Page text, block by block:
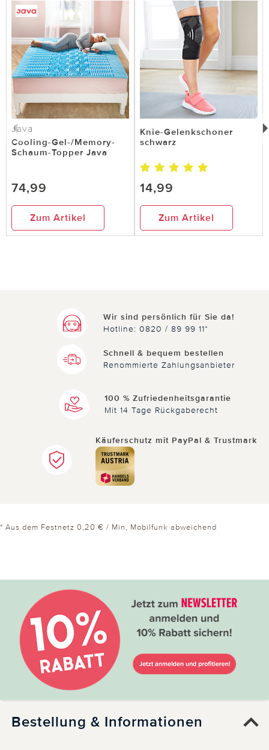
Java
Cooling-Gel-/Memory-
Schaum-Topper Java
74,99
Zum Artikel
Knie-Gelenkschoner
schwarz
14,99
Zum Artikel
Wir sind persönlich für Sie da!
Hotline: 0820 / 89 99 11*
Schnell & bequem bestellen
Renommierte Zahlungsanbieter
100 % Zufriedenheitsgarantie
Mit 14 Tage Rückgaberecht
Käuferschutz mit PayPal & Trustmark
* Aus dem Festnetz 0,20 € / Min, Mobilfunk abweichend
Bestellung & Informationen